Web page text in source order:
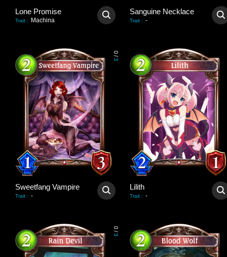
Lone Promise
Trait : Machina
Sanguine Necklace
Trait : -
0
/
3
Sweetfang Vampire
Trait : -
Lilith
Trait : -
0
/
3